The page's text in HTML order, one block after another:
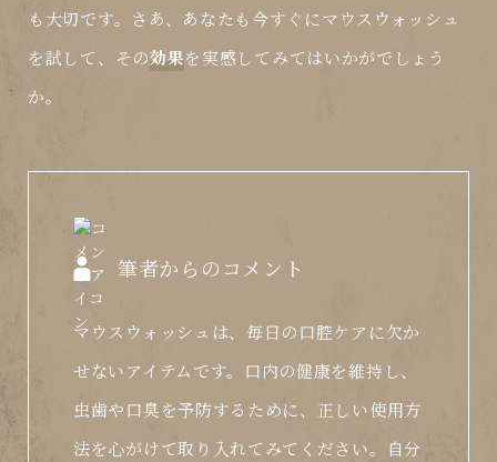
も大切です。さあ、あなたも今すぐにマウスウォッシュ
を試して、その効果を実感してみてはいかがでしょう
か。
筆者からのコメント
マウスウォッシュは、毎日の口腔ケアに欠か
せないアイテムです。口内の健康を維持し、
虫歯や口臭を予防するために、正しい使用方
法を心がけて取り入れてみてください。自分